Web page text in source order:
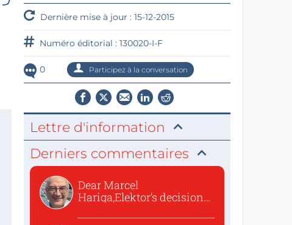
Dernière mise à jour : 15-12-2015
Numéro éditorial : 130020-I-F
0 Participez à la conversation
Lettre d'information
Derniers commentaires
Dear Marcel
Hariga,Elektor’s decision